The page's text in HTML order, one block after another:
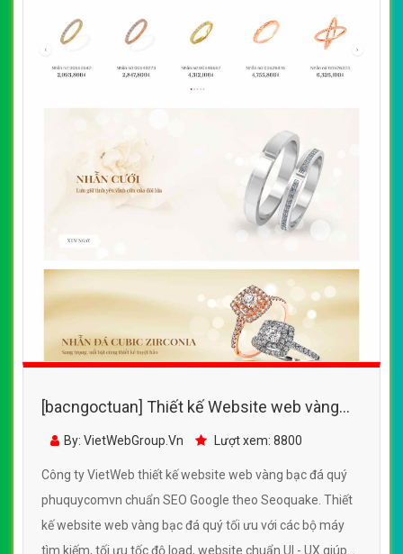
[bacngoctuan] Thiết kế Website web vàng
bạc đá quý - phuquycomvn
By: VietWebGroup.Vn Lượt xem: 8800
Công ty VietWeb thiết kế website web vàng bạc đá quý
phuquycomvn chuẩn SEO Google theo Seoquake. Thiết
kế website web vàng bạc đá quý tối ưu với các bộ máy
tìm kiếm, tối ưu tốc độ load, website chuẩn UI - UX giúp